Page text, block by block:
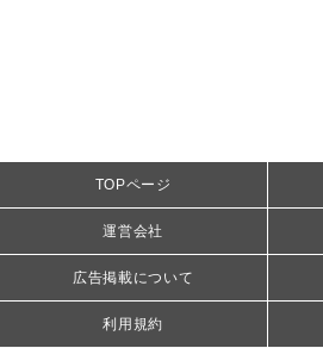
TOPページ
運営会社
広告掲載について
利用規約